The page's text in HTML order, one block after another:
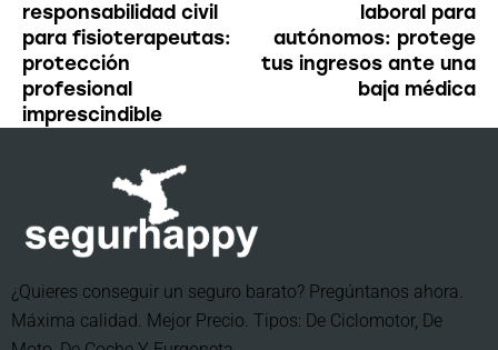
responsabilidad civil
para fisioterapeutas:
protección
profesional
imprescindible
laboral para
autónomos: protege
tus ingresos ante una
baja médica
¿Quieres conseguir un seguro barato? Pregúntanos ahora.
Máxima calidad. Mejor Precio. Tipos: De Ciclomotor, De